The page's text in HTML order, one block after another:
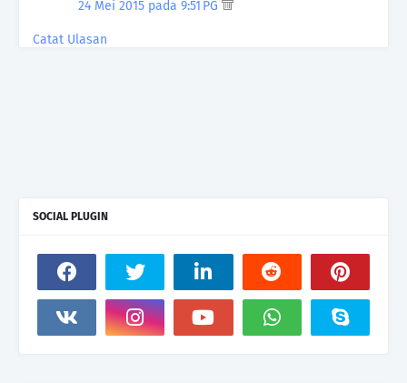
24 Mei 2015 pada 9:51 PG
Catat Ulasan
SOCIAL PLUGIN